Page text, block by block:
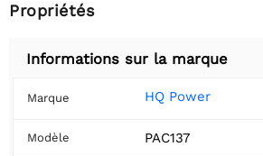
Propriétés
Informations sur la marque
Marque HQ Power
Modèle PAC137